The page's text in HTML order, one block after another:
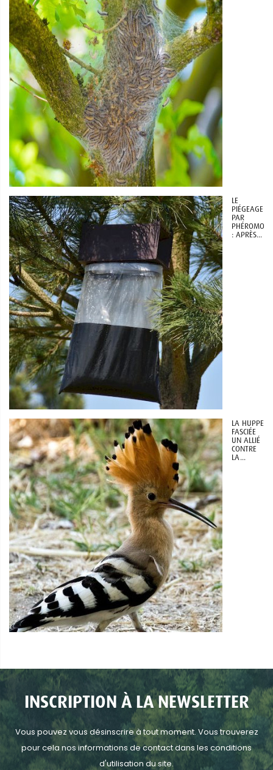
LE
PIÉGEAGE
PAR
: APRÈS...
LA HUPPE
FASCIÉE
UN ALLIÉ
CONTRE
LA...
INSCRIPTION À LA NEWSLETTER
Vous pouvez vous désinscrire à tout moment. Vous trouverez
pour cela nos informations de contact dans les conditions
d'utilisation du site.